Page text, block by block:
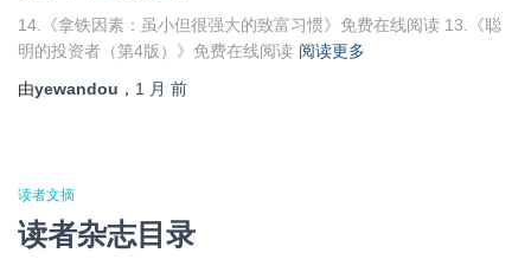
14.《拿铁因素：虽小但很强大的致富习惯》免费在线阅读 13.《聪
明的投资者（第4版）》免费在线阅读 阅读更多
由yewandou ， 1 月 前
读者文摘
读者杂志目录